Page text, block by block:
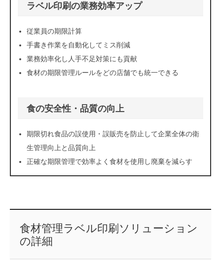
ラベル印刷の業務効率アップ
従業員の期限計算
手書き作業を自動化してミス削減
業務効率化し人手不足対策にも貢献
食材の期限管理ルールをどの店舗でも統一できる
食の安全性・品質の向上
期限切れ食品の誤使用・誤販売を防止して企業全体の衛
生管理向上と品質向上
正確な期限管理で効率よく食材を使用し廃棄を減らす
食材管理ラベル印刷ソリューション
の詳細